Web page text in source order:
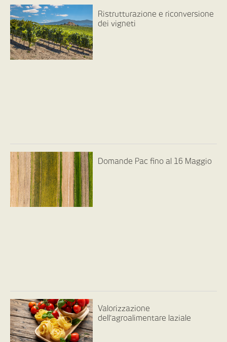
Ristrutturazione e riconversione
dei vigneti
Domande Pac fino al 16 Maggio
Valorizzazione
dell’agroalimentare laziale